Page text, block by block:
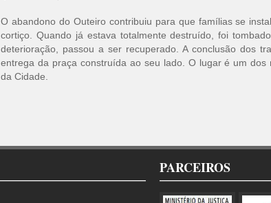
O abandono do Outeiro contribuiu para que famílias se
cortiço. Quando já estava totalmente destruído, foi
deterioração, passou a ser recuperado. A conclusão dos
entrega da praça construída ao seu lado. O lugar é um
da Cidade.
PARCEIROS